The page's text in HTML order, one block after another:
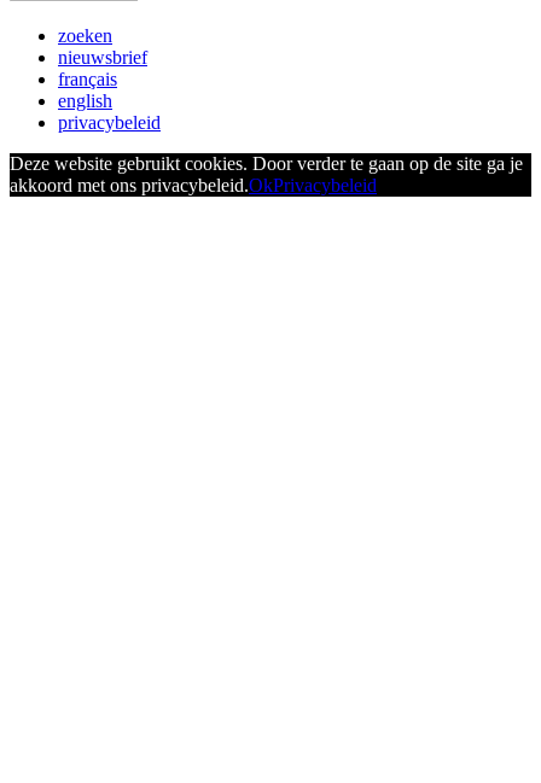
zoeken
nieuwsbrief
français
english
privacybeleid
Deze website gebruikt cookies. Door verder te gaan op de site ga je
akkoord met ons privacybeleid.OkPrivacybeleid